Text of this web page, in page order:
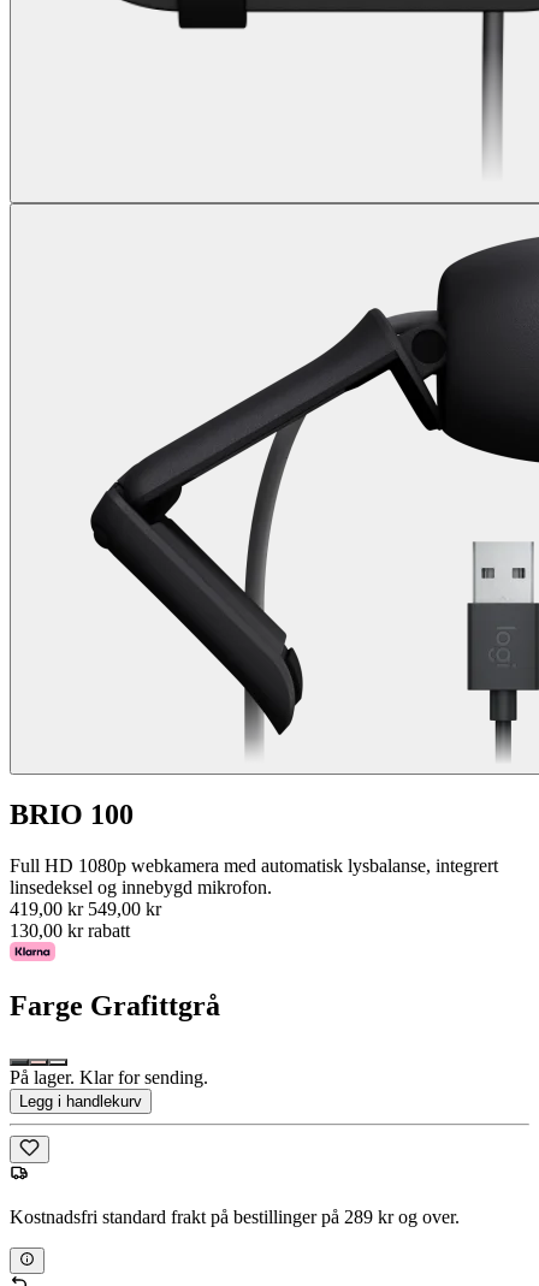
BRIO 100
Full HD 1080p webkamera med automatisk lysbalanse, integrert
linsedeksel og innebygd mikrofon.
419,00 kr 549,00 kr
130,00 kr rabatt
Farge Grafittgrå
På lager. Klar for sending.
Legg i handlekurv
Kostnadsfri standard frakt på bestillinger på 289 kr og over.